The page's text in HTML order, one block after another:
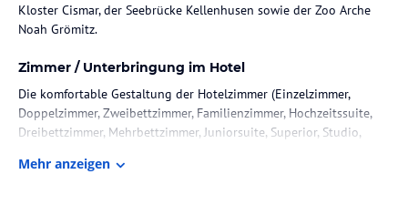
Kloster Cismar, der Seebrücke Kellenhusen sowie der Zoo Arche
Noah Grömitz.
Zimmer / Unterbringung im Hotel
Die komfortable Gestaltung der Hotelzimmer (Einzelzimmer,
Doppelzimmer, Zweibettzimmer, Familienzimmer, Hochzeitssuite,
Dreibettzimmer, Mehrbettzimmer, Juniorsuite, Superior, Studio,
Wohneinheit sind ein Badezimmer und ein separates WC
Mehr anzeigen